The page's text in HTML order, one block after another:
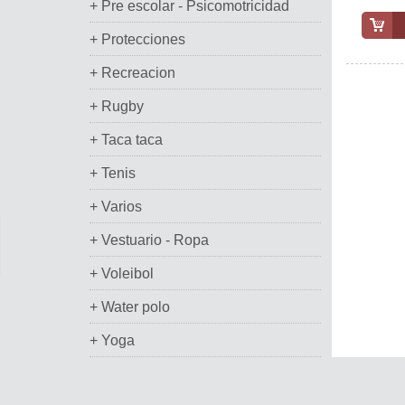
+ Pre escolar - Psicomotricidad
+ Protecciones
+ Recreacion
+ Rugby
+ Taca taca
+ Tenis
+ Varios
+ Vestuario - Ropa
+ Voleibol
+ Water polo
+ Yoga